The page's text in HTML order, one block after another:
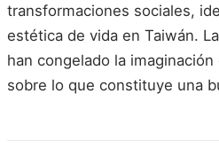
transformaciones sociales,
estética de vida en Taiwán.
han congelado la
sobre lo que constituye una